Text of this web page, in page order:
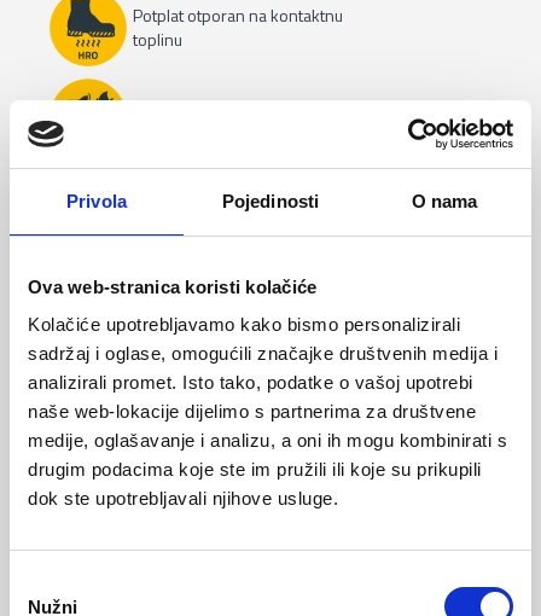
Privola Pojedinosti O nama
Ova web-stranica koristi kolačiće
Kolačiće upotrebljavamo kako bismo personalizirali
sadržaj i oglase, omogućili značajke društvenih medija i
analizirali promet. Isto tako, podatke o vašoj upotrebi
naše web-lokacije dijelimo s partnerima za društvene
medije, oglašavanje i analizu, a oni ih mogu kombinirati s
drugim podacima koje ste im pružili ili koje su prikupili
dok ste upotrebljavali njihove usluge.
Nužni
Potplat otporan na kontaktnu
toplinu
Izolacija od hladnoće
Vodootpornost
Otpornost na ulja i goriva
Protuklizni potplat